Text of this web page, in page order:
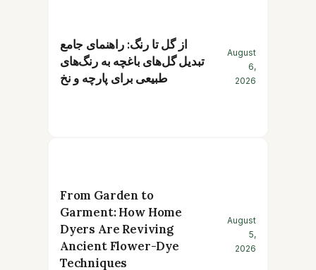
از گل تا رنگ: راهنمای جامع
تبدیل گل‌های باغچه به رنگ‌های
طبیعی برای پارچه و نخ
August
6,
2026
From Garden to
Garment: How Home
Dyers Are Reviving
Ancient Flower-Dye
Techniques
August
5,
2026